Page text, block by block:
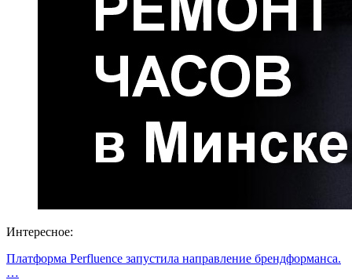
Интересное:
Платформа Perfluence запустила направление брендформанса.
…